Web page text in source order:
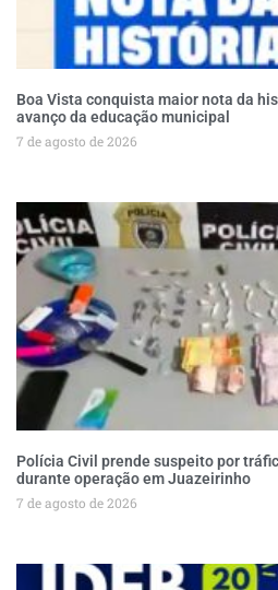
Boa Vista conquista maior nota da
avanço da educação municipal
7 de agosto de 2026
Polícia Civil prende suspeito por
durante operação em Juazeirinho
7 de agosto de 2026